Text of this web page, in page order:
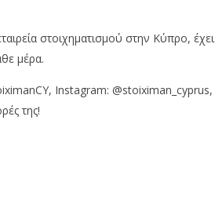
στοιχηματισμού στην Κύπρο, έχει
μέρα.
Instagram: @stoiximan_cyprus,
της!